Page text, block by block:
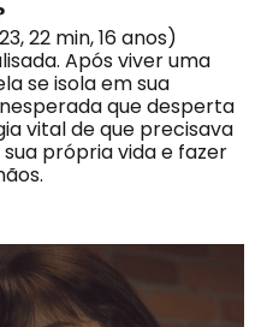
22 min, 16 anos)
Após viver uma
se isola em sua
que desperta
vital de que precisava
própria vida e fazer